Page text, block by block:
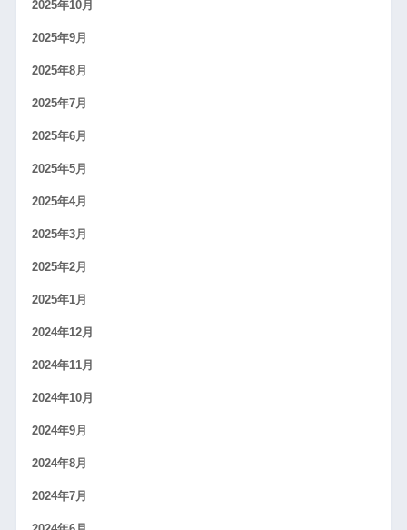
2025年10月
2025年9月
2025年8月
2025年7月
2025年6月
2025年5月
2025年4月
2025年3月
2025年2月
2025年1月
2024年12月
2024年11月
2024年10月
2024年9月
2024年8月
2024年7月